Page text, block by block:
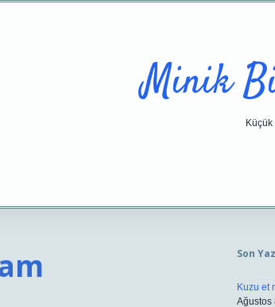
Minik
Son
Kuzu et
Ağustos